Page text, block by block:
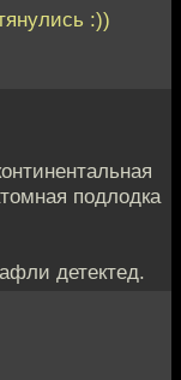
:))
подлодка
детектед.